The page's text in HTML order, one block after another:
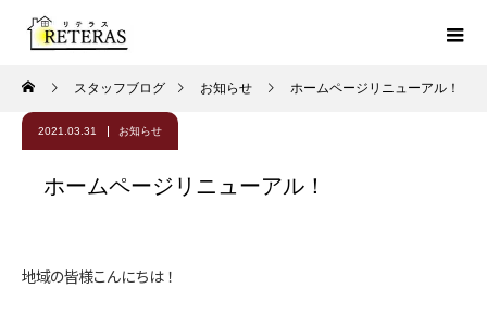
スタッフブログ お知らせ ホームページリニューアル！
2021.03.31 お知らせ
ホームページリニューアル！
地域の皆様こんにちは！